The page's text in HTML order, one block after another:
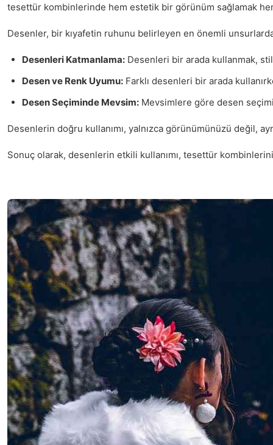
tesettür kombinlerinde hem estetik bir görünüm sağlamak
Desenler, bir kıyafetin ruhunu belirleyen en önemli
Desenleri Katmanlama: Desenleri bir arada kullanmak,
Desen ve Renk Uyumu: Farklı desenleri bir arada
Desen Seçiminde Mevsim: Mevsimlere göre desen
Desenlerin doğru kullanımı, yalnızca görünümünüzü değil,
Sonuç olarak, desenlerin etkili kullanımı, tesettür